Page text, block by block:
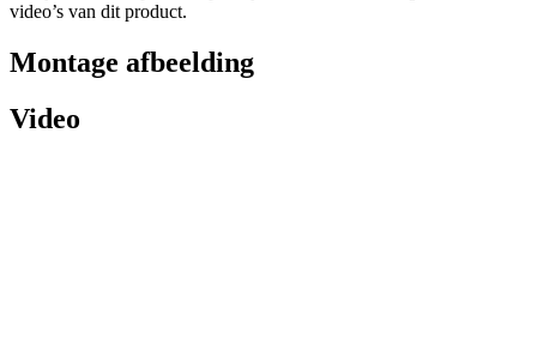
video’s van dit product.
Montage afbeelding
Video